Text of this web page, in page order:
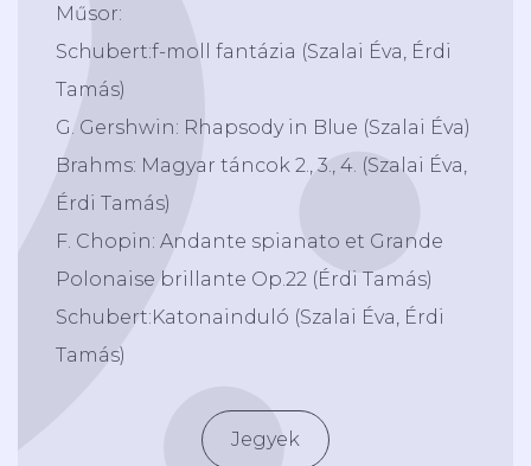
Műsor:
Schubert:f-moll fantázia (Szalai Éva, Érdi
Tamás)
G. Gershwin: Rhapsody in Blue (Szalai Éva)
Brahms: Magyar táncok 2., 3., 4. (Szalai Éva,
Érdi Tamás)
F. Chopin: Andante spianato et Grande
Polonaise brillante Op.22 (Érdi Tamás)
Schubert:Katonainduló (Szalai Éva, Érdi
Tamás)
Jegyek